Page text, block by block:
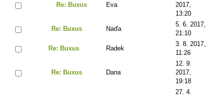
Re: Buxus Eva
2017,
13:20
Re: Buxus Naďa
5. 6. 2017,
21:10
Re: Buxus Radek
3. 8. 2017,
11:26
Re: Buxus Dana
12. 9.
2017,
19:18
27. 4.